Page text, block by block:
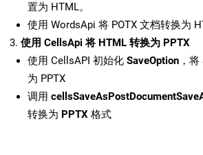
置为 HTML。
使用 WordsApi 将 POTX 文档转换为
使用 CellsApi 将 HTML 转换为 PPTX
使用 CellsAPI 初始化 SaveOption ，
为 PPTX
调用
转换为 PPTX 格式